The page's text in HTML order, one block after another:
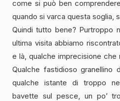
come si può ben
quando si varca questa soglia,
Quindi tutto bene? Purtroppo
ultima visita abbiamo
e là, qualche imprecisione
Qualche fastidioso granellino
qualche istante di troppo
bavette sul pesce, un po’